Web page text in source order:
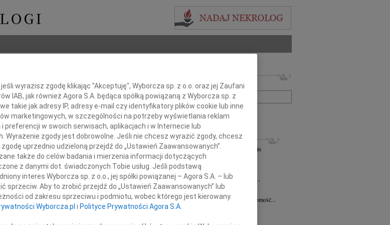
Imię i nazwisko lub numer ogłoszenia:
+ szukanie zaawansowane
INNE NEKROLOGI
Aleksandra Szpaczyńska29.07.2026
Szczecin
Z wielkim smutkiem i żalem przyjąłem...
23.07.2026Szczecin
Pani mec. Joannie Martyniuk-Plasze wyrazy...
Edward Ciupak08.07.2026Szczecin
Z wielkim smutkiem i żalem przyjąłem wiadomość...
Stanisław Pietrzak
wyrazisz zgodę klikając "Akceptuję", Wyborcza sp. z o.o. oraz jej Zaufani
IAB, jak również Agora S.A. będąca spółką powiązaną z Wyborcza sp. z
takie jak adresy IP, adresy e-mail czy identyfikatory plików cookie lub inne
marketingowych, w szczególności na potrzeby wyświetlania reklam
w swoich serwisach, aplikacjach i w Internecie lub
zgody jest dobrowolne. Jeśli nie chcesz wyrazić zgody, chcesz
uprzednio udzieloną przejdź do „Ustawień Zaawansowanych”.
także do celów badania i mierzenia informacji dotyczących
z danymi dot. świadczonych Tobie usług. Jeśli podstawą
interes Wyborcza sp. z o.o., jej spółki powiązanej – Agora S.A. – lub
sprzeciw. Aby to zrobić przejdź do „Ustawień Zaawansowanych” lub
od zakresu sprzeciwu i podmiotu, wobec którego jest kierowany.
Wyborcza.pl i Polityce Prywatności Agora S.A.